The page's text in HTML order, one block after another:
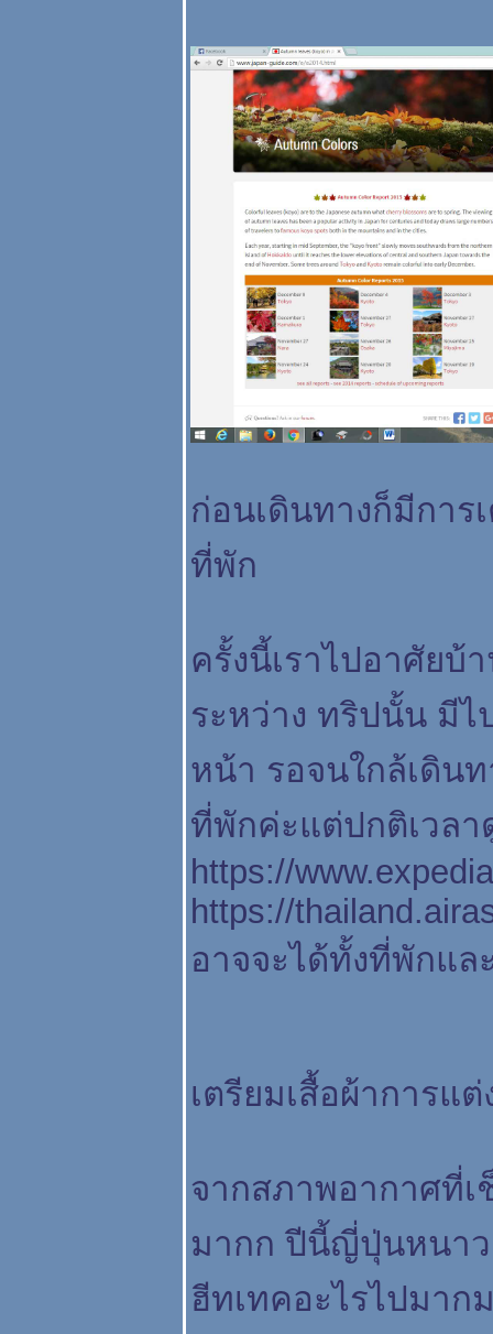
ก่อนเดินทางก็มีการ
ที่พัก
ครั้งนี้เราไปอาศัยบ้
ระหว่าง ทริปนั้น มีไ
หน้า รอจนใกล้เดิน
ที่พักค่ะแต่ปกติเวล
https://
https://
อาจจะได้ทั้งที่พักแล
เตรียมเสื้อผ้าการแ
จากสภาพอากาศที่
มากก ปีนี้ญี่ปุ่นหนาว
ฮีทเทคอะไรไปมาก